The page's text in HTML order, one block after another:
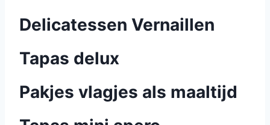
Delicatessen Vernaillen
Tapas delux
Pakjes vlagjes als maaltijd